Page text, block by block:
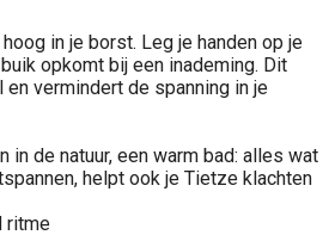
in je borst. Leg je handen op je
opkomt bij een inademing. Dit
vermindert de spanning in je
in de natuur, een warm bad: alles wat
helpt ook je Tietze klachten
ritme